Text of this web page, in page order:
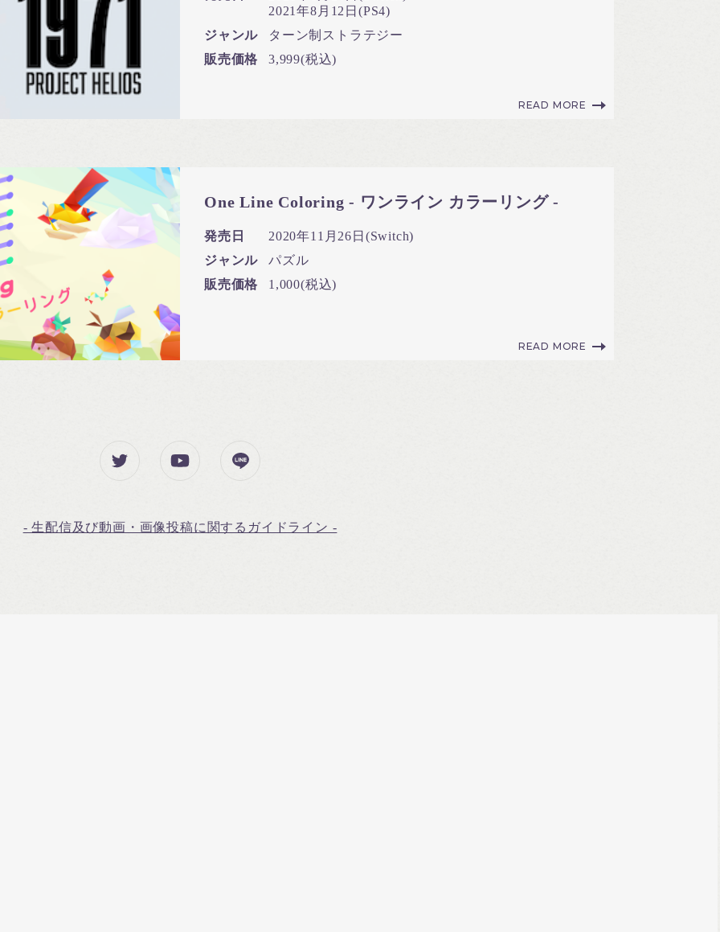
2021年8月12日(PS4)
ジャンル
ターン制ストラテジー
販売価格
3,999(税込)
READ MORE
One Line Coloring - ワンライン カラーリング -
発売日
2020年11月26日(Switch)
ジャンル
パズル
販売価格
1,000(税込)
READ MORE
- 生配信及び動画・画像投稿に関するガイドライン -